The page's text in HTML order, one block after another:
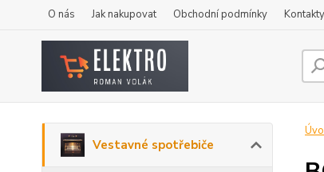
O nás Jak nakupovat Obchodní podmínky Kontakty
Vestavné spotřebiče